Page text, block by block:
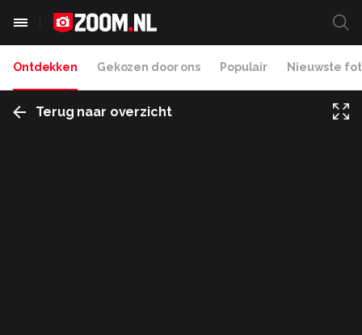
Ontdekken Gekozen door ons Populair Nieuwste
Terug naar overzicht